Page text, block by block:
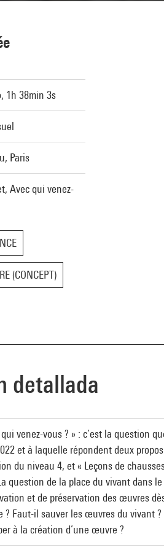
1h 38min 3s
Paris
Avec qui venez-
(CONCEPT)
detallada
venez-vous ? » : c’est la question
et à laquelle répondent deux
du niveau 4, et « Leçons de
question de la place du vivant dans
et de préservation des œuvres
? Faut-il sauver les œuvres du vivant
à la création d’une œuvre ?